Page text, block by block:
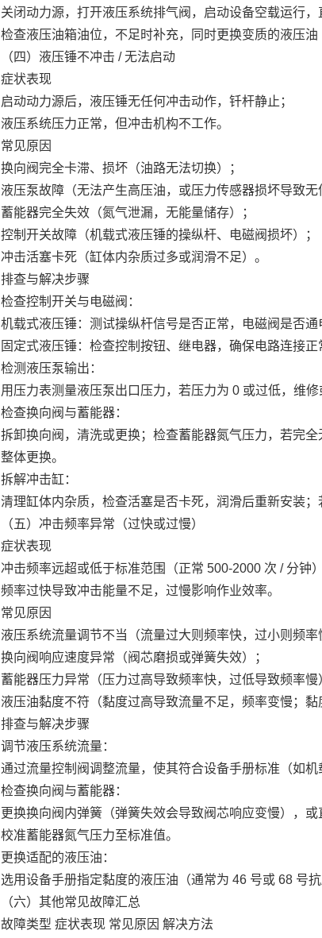
关闭动力源，打开液压系统排气阀，启动设备空载运行，
检查液压油箱油位，不足时补充，同时更换变质的液压
（四）液压锤不冲击 / 无法启动
症状表现
启动动力源后，液压锤无任何冲击动作，钎杆静止；
液压系统压力正常，但冲击机构不工作。
常见原因
换向阀完全卡滞、损坏（油路无法切换）；
液压泵故障（无法产生高压油，或压力传感器损坏导致无
蓄能器完全失效（氮气泄漏，无能量储存）；
控制开关故障（机载式液压锤的操纵杆、电磁阀损坏）；
冲击活塞卡死（缸体内杂质过多或润滑不足）。
排查与解决步骤
检查控制开关与电磁阀：
机载式液压锤：测试操纵杆信号是否正常，电磁阀是否通
固定式液压锤：检查控制按钮、继电器，确保电路连接正
检测液压泵输出：
用压力表测量液压泵出口压力，若压力为 0 或过低，维
检查换向阀与蓄能器：
拆卸换向阀，清洗或更换；检查蓄能器氮气压力，若完
整体更换。
拆解冲击缸：
清理缸体内杂质，检查活塞是否卡死，润滑后重新安装；
（五）冲击频率异常（过快或过慢）
症状表现
冲击频率远超或低于标准范围（正常 500-2000 次 / 分钟）
频率过快导致冲击能量不足，过慢影响作业效率。
常见原因
液压系统流量调节不当（流量过大则频率快，过小则频率
换向阀响应速度异常（阀芯磨损或弹簧失效）；
蓄能器压力异常（压力过高导致频率快，过低导致频率慢
液压油黏度不符（黏度过高导致流量不足，频率变慢；黏
排查与解决步骤
调节液压系统流量：
通过流量控制阀调整流量，使其符合设备手册标准（如机
检查换向阀与蓄能器：
更换换向阀内弹簧（弹簧失效会导致阀芯响应变慢），或
校准蓄能器氮气压力至标准值。
更换适配的液压油：
选用设备手册指定黏度的液压油（通常为 46 号或 68 号
（六）其他常见故障汇总
故障类型 症状表现 常见原因 解决方法